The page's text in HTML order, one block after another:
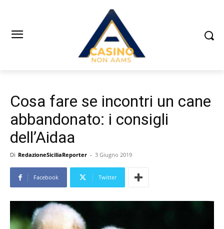
Cosa fare se incontri un cane
abbandonato: i consigli
dell’Aidaa
Di RedazioneSiciliaReporter - 3 Giugno 2019
Facebook Twitter